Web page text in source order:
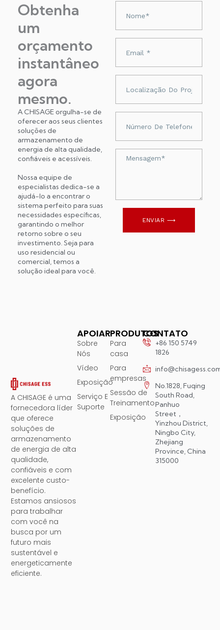
Obtenha
um
orçamento
instantâneo
agora
mesmo.
A CHISAGE orgulha-se de
oferecer aos seus clientes
soluções de
armazenamento de
energia de alta qualidade,
confiáveis ​​e acessíveis.
Nossa equipe de
especialistas dedica-se a
ajudá-lo a encontrar o
sistema perfeito para suas
necessidades específicas,
garantindo o melhor
retorno sobre o seu
investimento. Seja para
uso residencial ou
comercial, temos a
solução ideal para você.
telefonu
ENVIAR ⟶
A CHISAGE é uma
fornecedora líder
que oferece
soluções de
armazenamento
de energia de alta
qualidade,
confiáveis ​​e com
excelente custo-
benefício.
Estamos ansiosos
para trabalhar
com você na
busca por um
futuro mais
sustentável e
energeticamente
eficiente.
PRODUTOS
Para
casa
Para
empresas
Sessão de
Treinamento
Exposição
APOIAR
Sobre
Nós
Vídeo
Exposição
Serviço E
Suporte
CONTATO
+86 150 5749
1826
No.1828, Fuqing
South Road,
Panhuo
Street，
Yinzhou District,
Ningbo City,
Zhejiang
Province, China
315000